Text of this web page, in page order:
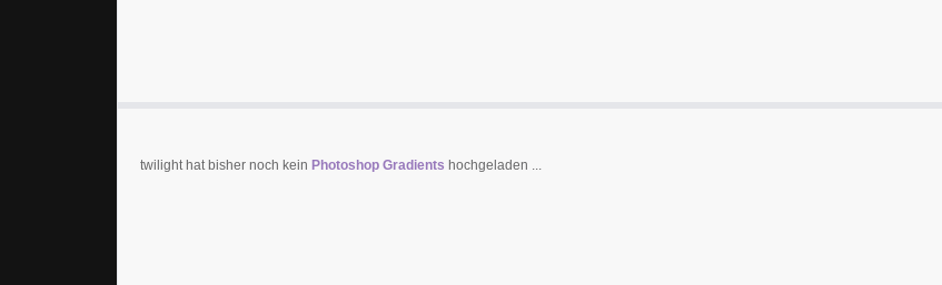
twilight hat bisher noch kein Photoshop Gradients hochgeladen ...